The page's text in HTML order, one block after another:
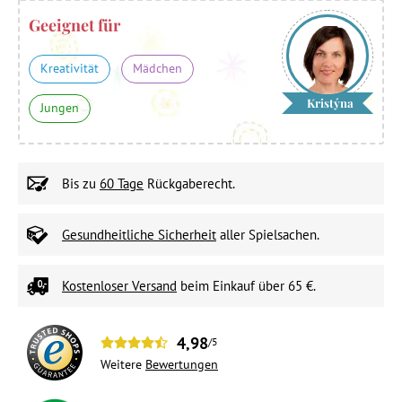
Geeignet für
Kreativität Mädchen
Jungen Kristýna
Bis zu 60 Tage Rückgaberecht.
Gesundheitliche Sicherheit aller Spielsachen.
Kostenloser Versand beim Einkauf über 65 €.
4,98/5
Weitere Bewertungen